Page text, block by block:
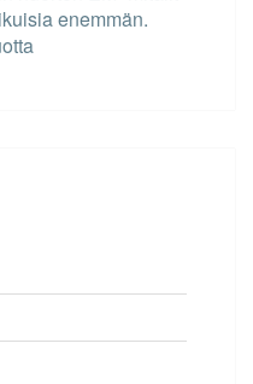
enemmän.